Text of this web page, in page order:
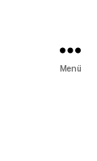
Menü